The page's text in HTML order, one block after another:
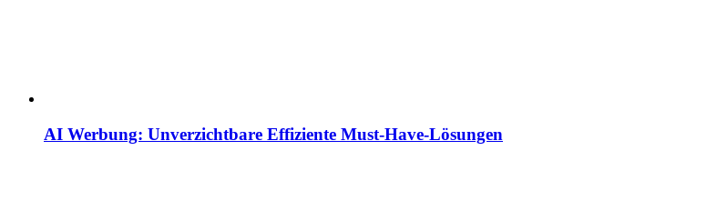
AI Werbung: Unverzichtbare Effiziente Must-Have-Lösungen